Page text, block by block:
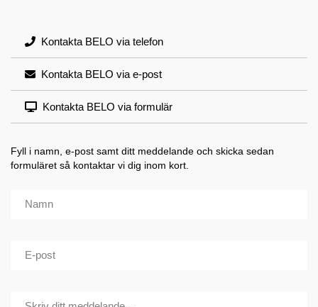
Kontakta BELO via telefon
Kontakta BELO via e-post
Kontakta BELO via formulär
Fyll i namn, e-post samt ditt meddelande och skicka sedan
formuläret så kontaktar vi dig inom kort.